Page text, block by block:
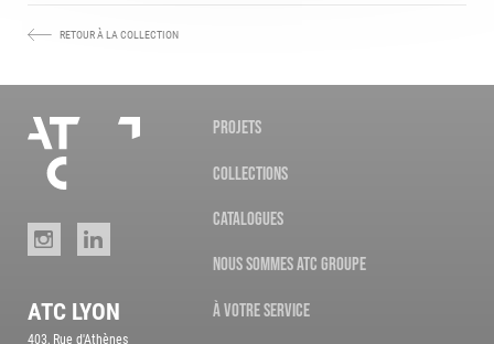
RETOUR À LA COLLECTION
Instagram LinkedIn
Nos
agences
ATC LYON
403, Rue d'Athènes
PROJETS
COLLECTIONS
CATALOGUES
NOUS SOMMES ATC GROUPE
À VOTRE SERVICE